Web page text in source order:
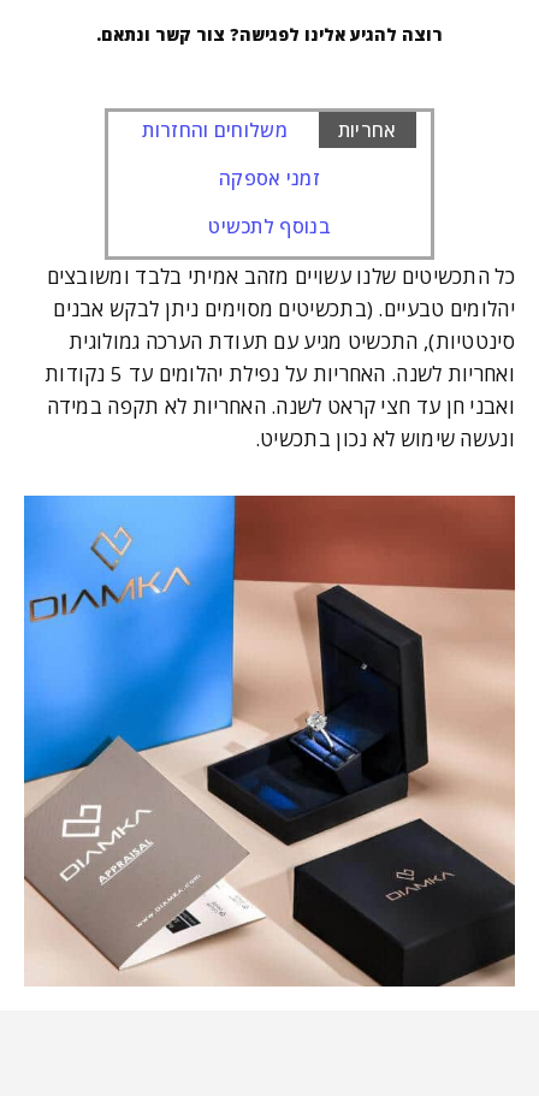
רוצה להגיע אלינו לפגישה? צור קשר ונתאם.
אחריות
משלוחים והחזרות
זמני אספקה
בנוסף לתכשיט
כל התכשיטים שלנו עשויים מזהב אמיתי בלבד ומשובצים
יהלומים טבעיים. (בתכשיטים מסוימים ניתן לבקש אבנים
סינטטיות), התכשיט מגיע עם תעודת הערכה גמולוגית
ואחריות לשנה. האחריות על נפילת יהלומים עד 5 נקודות
ואבני חן עד חצי קראט לשנה. האחריות לא תקפה במידה
ונעשה שימוש לא נכון בתכשיט.